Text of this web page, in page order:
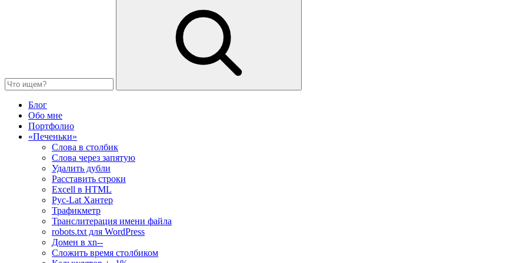
Блог
Обо мне
Портфолио
«Печеньки»
Слова в столбик
Слова через запятую
Удалить дубли
Расставить строки
Excell в HTML
Рус-Lat Хантер
Трафикметр
Транслитерация имени файла
robots.txt для WordPress
Домен в xn--
Сложить время столбиком